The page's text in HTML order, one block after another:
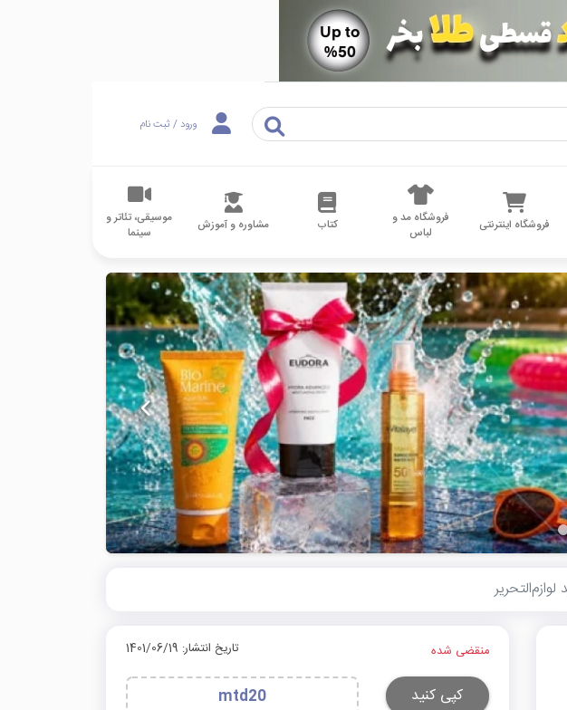
ورود / ثبت نام
فروشگاه اینترنتی
فروشگاه مد و
لباس
کتاب مشاوره و آموزش
موسیقی، تئاتر و
سینما
منقضی شده تاریخ انتشار: 1401/06/19
کپی کنید mtd20